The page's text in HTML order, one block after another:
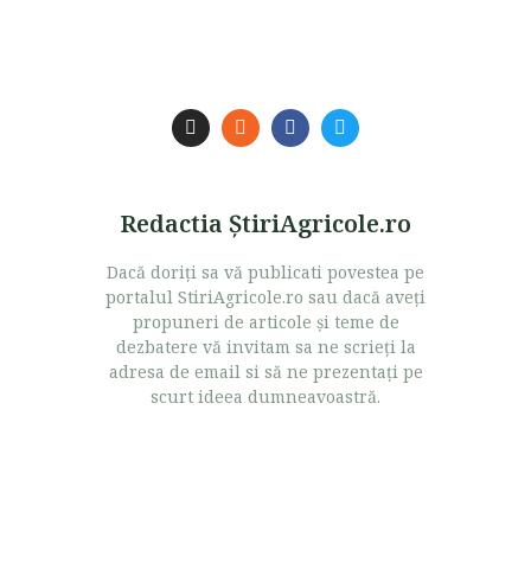
Redactia ŞtiriAgricole.ro
Dacă doriţi sa vă publicati povestea pe
portalul StiriAgricole.ro sau dacă aveţi
propuneri de articole şi teme de
dezbatere vă invitam sa ne scrieţi la
adresa de email si să ne prezentaţi pe
scurt ideea dumneavoastră.